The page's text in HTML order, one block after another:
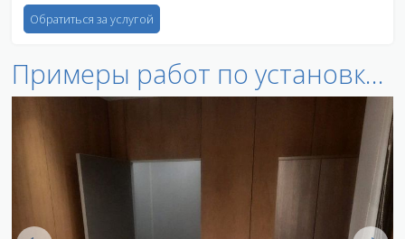
Обратиться за услугой
Примеры работ по установке дверей